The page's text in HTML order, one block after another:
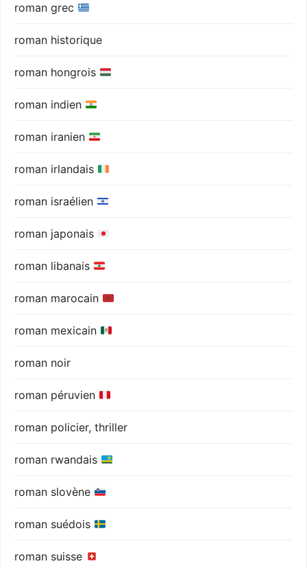
roman grec
roman historique
roman hongrois
roman indien
roman iranien
roman irlandais
roman israélien
roman japonais
roman libanais
roman marocain
roman mexicain
roman noir
roman péruvien
roman policier, thriller
roman rwandais
roman slovène
roman suédois
roman suisse